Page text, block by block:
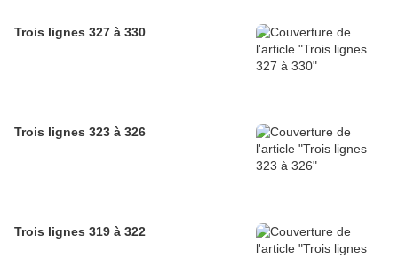
Trois lignes 327 à 330
Trois lignes 323 à 326
Trois lignes 319 à 322